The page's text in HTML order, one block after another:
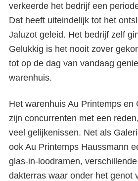
verkeerde het bedrijf een
Dat heeft uiteindelijk tot het
Jaluzot geleid. Het bedrijf zelf
Gelukkig is het nooit zover
tot op de dag van vandaag
warenhuis.
Het warenhuis Au Printemps en
zijn concurrenten met een
veel gelijkenissen. Net als
ook Au Printemps Haussmann
glas-in-loodramen,
dakterras waar onder het genot